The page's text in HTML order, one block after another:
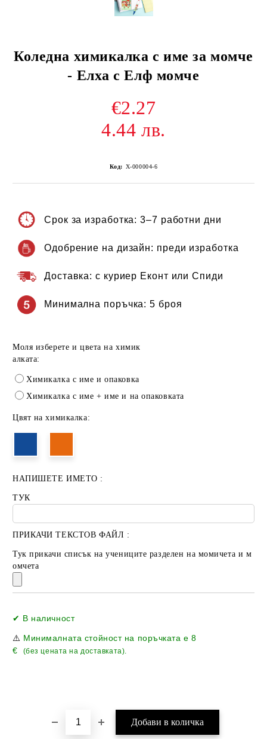
Коледна химикалка с име за момче
- Елха с Елф момче
€2.27
4.44 лв.
Код: Х-000004-6
Срок за изработка: 3–7 работни дни
Одобрение на дизайн: преди изработка
Доставка: с куриер Еконт или Спиди
Минимална поръчка: 5 броя
Моля изберете и цвета на химик
алката:
Химикалка с име и опаковка
Химикалка с име + име и на опаковката
Цвят на химикалка:
НАПИШЕТЕ ИМЕТО :
ТУК
ПРИКАЧИ ТЕКСТОВ ФАЙЛ :
Тук прикачи списък на учениците разделен на момичета и м
омчета
✔ В наличност
⚠️ Минималната стойност на поръчката е8
€
(без цената на доставката).